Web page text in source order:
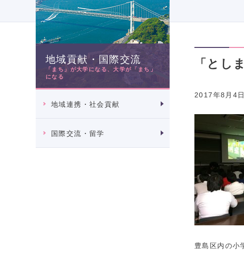
地域貢献・国際交流
「まち」が大学になる、大学が「まち」
になる
地域連携・社会貢献
国際交流・留学
「とし
2017年8月4
豊島区内の小